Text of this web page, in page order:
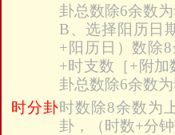
卦总数除6余数为
B、选择阳历日
+阳历日）数除
+时支数［+附加
卦总数除6余数为
时分卦时数除8余数为
卦，（时数+分